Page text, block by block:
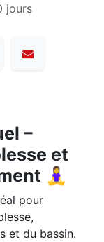
jours
–
et
🧘‍♀️
pour
et du bassin.